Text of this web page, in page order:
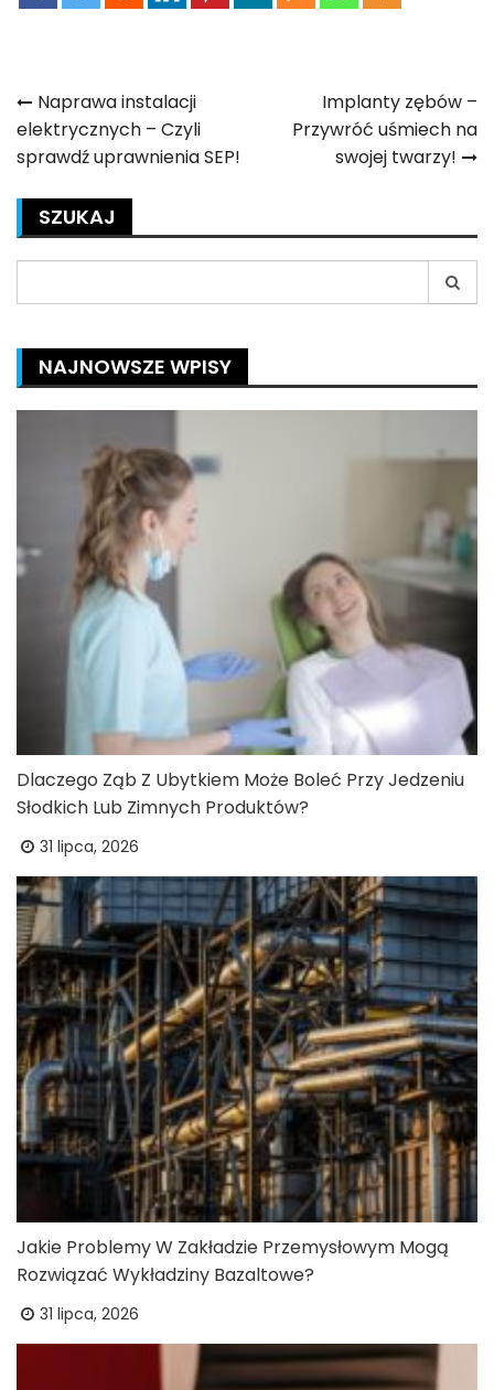
Nawigacja
wpisu
Naprawa instalacji
elektrycznych – Czyli
sprawdź uprawnienia SEP!
Implanty zębów –
Przywróć uśmiech na
swojej twarzy!
SZUKAJ
for:
NAJNOWSZE WPISY
Dlaczego Ząb Z Ubytkiem Może Boleć Przy Jedzeniu
Słodkich Lub Zimnych Produktów?
31 lipca, 2026
Jakie Problemy W Zakładzie Przemysłowym Mogą
Rozwiązać Wykładziny Bazaltowe?
31 lipca, 2026